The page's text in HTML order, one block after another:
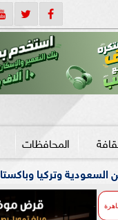
المحافظات
3 سيارات إطفاء تحاصر النيران.. حريق داخل مصنع نسيج بشبرا الخيمة